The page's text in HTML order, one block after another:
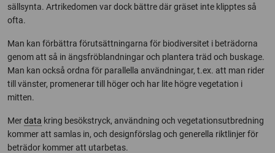
sällsynta. Artrikedomen var dock bättre där gräset inte klipptes så
ofta.
Man kan förbättra förutsättningarna för biodiversitet i beträdorna
genom att så in ängsfröblandningar och plantera träd och buskage.
Man kan också ordna för parallella användningar, t.ex. att man rider
till vänster, promenerar till höger och har lite högre vegetation i
mitten.
Merdata kring besökstryck, användning och vegetationsutbredning
kommer att samlas in, och designförslag och generella riktlinjer för
beträdor kommer att utarbetas.